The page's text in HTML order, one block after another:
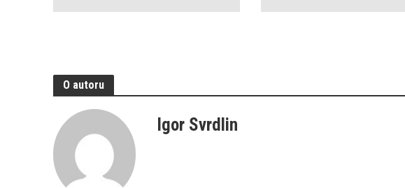
O autoru
Igor Svrdlin